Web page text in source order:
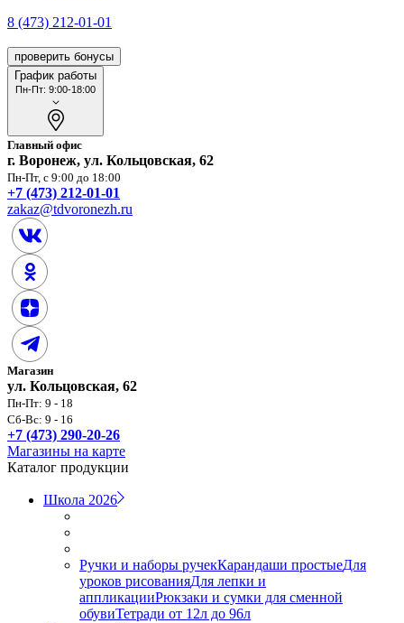
8 (473) 212-01-01
проверить бонусы
График работы
Пн-Пт: 9:00-18:00
Главный офис
г. Воронеж, ул. Кольцовская, 62
Пн-Пт, с 9:00 до 18:00
+7 (473) 212-01-01
zakaz@tdvoronezh.ru
Магазин
ул. Кольцовская, 62
Пн-Пт: 9 - 18
Сб-Вс: 9 - 16
+7 (473) 290-20-26
Магазины на карте
Каталог продукции
Школа 2026
Ручки и наборы ручекКарандаши простыеДля
уроков рисованияДля лепки и
аппликацииРюкзаки и сумки для сменной
обувиТетради от 12л до 96л